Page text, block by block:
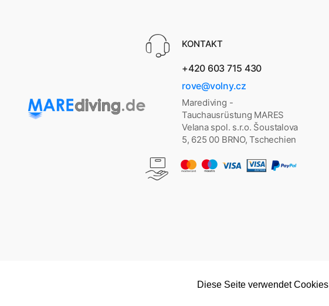
KONTAKT
+420 603 715 430
rove@volny.cz
Marediving -
Tauchausrüstung MARES
Velana spol. s.r.o. Šoustalova
5, 625 00 BRNO, Tschechien
Diese Seite verwendet Cookies